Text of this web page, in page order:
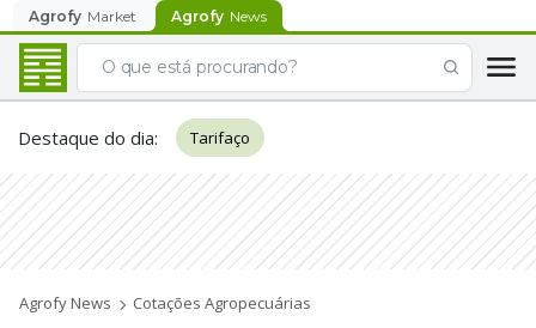
Agrofy Market Agrofy News
Destaque do dia: Tarifaço
Agrofy News Cotações Agropecuárias